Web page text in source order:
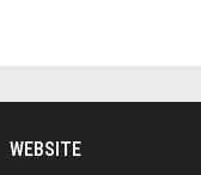
WEBSITE